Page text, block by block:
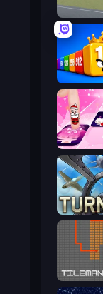
3D
Cubes
Turnfight